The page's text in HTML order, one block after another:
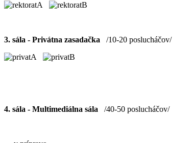
3. sála - Privátna zasadačka /10-20 poslucháčov/
4. sála - Multimediálna sála /40-50 poslucháčov/